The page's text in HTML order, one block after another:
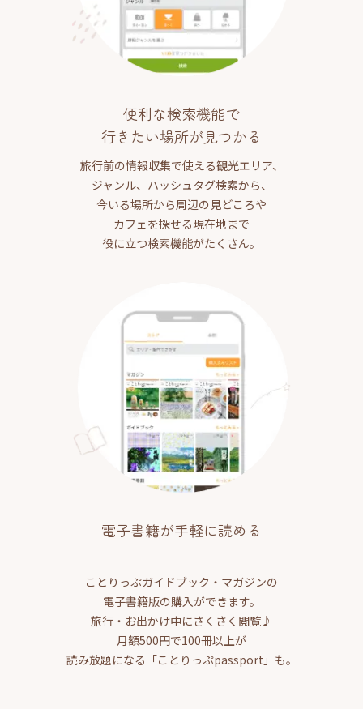
便利な検索機能で
行きたい場所が見つかる
旅行前の情報収集で使える観光エリア、
ジャンル、ハッシュタグ検索から、
今いる場所から周辺の見どころや
カフェを探せる現在地まで
役に立つ検索機能がたくさん。
電子書籍が手軽に読める
ことりっぷガイドブック・マガジンの
電子書籍版の購入ができます。
旅行・お出かけ中にさくさく閲覧♪
月額500円で100冊以上が
読み放題になる「ことりっぷpassport」も。